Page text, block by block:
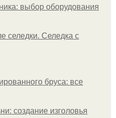
выбор оборудования
селедки. Селедка с
бруса: все
создание изголовья